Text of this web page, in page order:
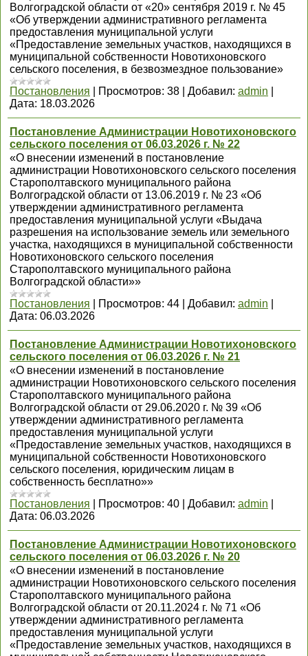
Волгоградской области от «20» сентября 2019 г. № 45
«Об утверждении административного регламента
предоставления муниципальной услуги
«Предоставление земельных участков, находящихся в
муниципальной собственности Новотихоновского
сельского поселения, в безвозмездное пользование»
Постановления
Просмотров: 38 Добавил: admin
Дата: 18.03.2026
Постановление Администрации Новотихоновского
сельского поселения от 06.03.2026 г. № 22
«О внесении изменений в постановление
администрации Новотихоновского сельского поселения
Старополтавского муниципального района
Волгоградской области от 13.06.2019 г. № 23 «Об
утверждении административного регламента
предоставления муниципальной услуги «Выдача
разрешения на использование земель или земельного
участка, находящихся в муниципальной собственности
Новотихоновского сельского поселения
Старополтавского муниципального района
Волгоградской области»»
Постановления
Просмотров: 44 Добавил: admin
Дата: 06.03.2026
Постановление Администрации Новотихоновского
сельского поселения от 06.03.2026 г. № 21
«О внесении изменений в постановление
администрации Новотихоновского сельского поселения
Старополтавского муниципального района
Волгоградской области от 29.06.2020 г. № 39 «Об
утверждении административного регламента
предоставления муниципальной услуги
«Предоставление земельных участков, находящихся в
муниципальной собственности Новотихоновского
сельского поселения, юридическим лицам в
собственность бесплатно»»
Постановления
Просмотров: 40 Добавил: admin
Дата: 06.03.2026
Постановление Администрации Новотихоновского
сельского поселения от 06.03.2026 г. № 20
«О внесении изменений в постановление
администрации Новотихоновского сельского поселения
Старополтавского муниципального района
Волгоградской области от 20.11.2024 г. № 71 «Об
утверждении административного регламента
предоставления муниципальной услуги
«Предоставление земельных участков, находящихся в